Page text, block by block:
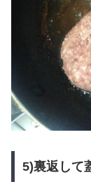
5)裏返して